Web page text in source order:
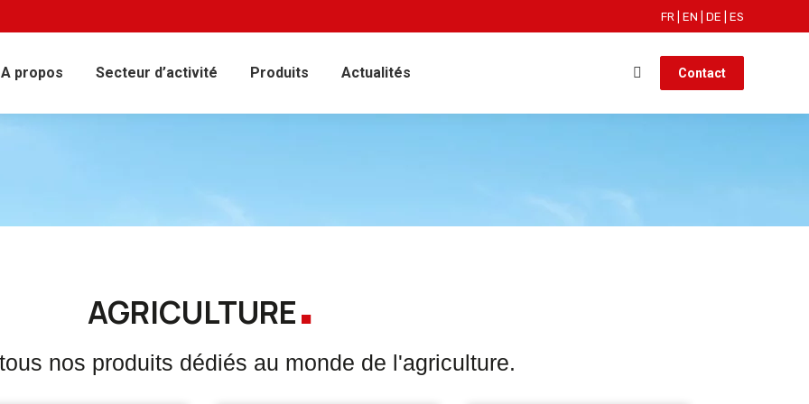
FR EN DE ES
A propos Secteur d’activité Produits Actualités Contact
AGRICULTURE.
nos produits dédiés au monde de l'agriculture.